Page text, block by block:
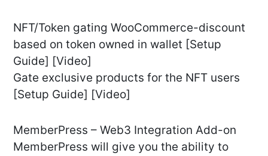
NFT/Token gating WooCommerce-discount
based on token owned in wallet [Setup
Guide] [Video]
Gate exclusive products for the NFT users
[Setup Guide] [Video]
MemberPress – Web3 Integration Add-on
MemberPress will give you the ability to